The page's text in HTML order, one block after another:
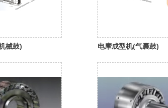
械鼓) 电摩成型机(气囊鼓)